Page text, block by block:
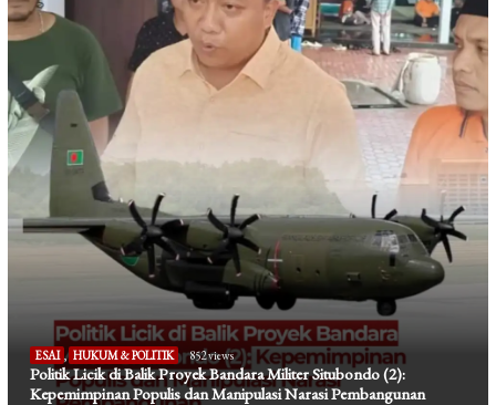
ESAI , HUKUM & POLITIK 852 views
Politik Licik di Balik Proyek Bandara Militer Situbondo (2):
Kepemimpinan Populis dan Manipulasi Narasi Pembangunan